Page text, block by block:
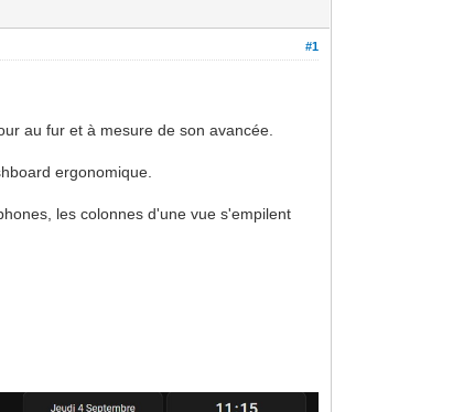
#1
au fur et à mesure de son avancée.
ergonomique.
les colonnes d'une vue s'empilent